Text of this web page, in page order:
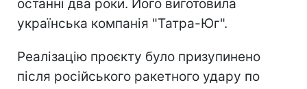
останні два роки. Його виготовила
українська компанія "Татра-Юг".
Реалізацію проєкту було призупинено
після російського ракетного удару по